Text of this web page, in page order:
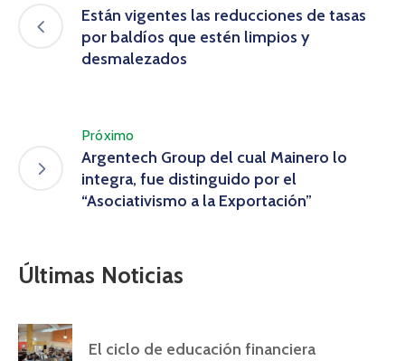
Están vigentes las reducciones de tasas
por baldíos que estén limpios y
desmalezados
Próximo
Argentech Group del cual Mainero lo
integra, fue distinguido por el
“Asociativismo a la Exportación”
Últimas Noticias
El ciclo de educación financiera